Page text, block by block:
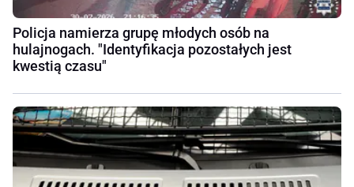
Policja namierza grupę młodych osób na
hulajnogach. "Identyfikacja pozostałych jest
kwestią czasu"